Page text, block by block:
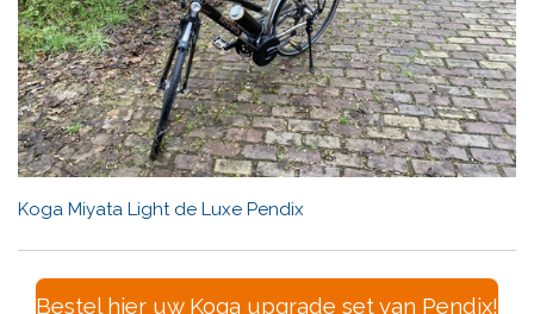
Koga Miyata Light de Luxe Pendix
Bestel hier uw Koga upgrade set van Pendix!